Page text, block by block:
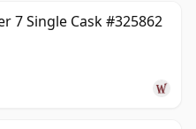
7 Single Cask #325862